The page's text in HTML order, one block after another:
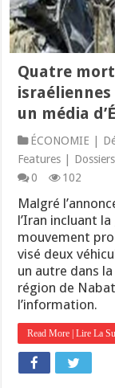
Quatre
un média
ÉCONOMIE |
Features |
0
102
Malgré
l’Iran incluant
mouvement
visé deux
un autre dans
région de
l’information.
Read More | Lire La